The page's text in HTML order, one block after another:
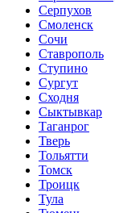
Серпухов
Смоленск
Сочи
Ставрополь
Ступино
Сургут
Сходня
Сыктывкар
Таганрог
Тверь
Тольятти
Томск
Троицк
Тула